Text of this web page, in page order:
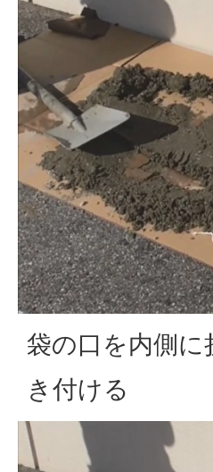
袋の口を内側
き付ける